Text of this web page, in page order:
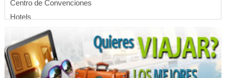
Centro de Convenciones
Hotels
Hotelería
Hostales
Hostel